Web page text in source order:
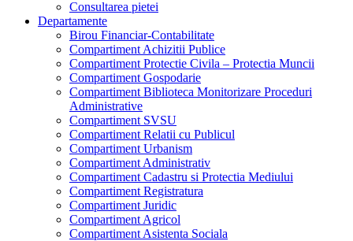
Consultarea pietei
Departamente
Birou Financiar-Contabilitate
Compartiment Achizitii Publice
Compartiment Protectie Civila – Protectia Muncii
Compartiment Gospodarie
Compartiment Biblioteca Monitorizare Proceduri
Administrative
Compartiment SVSU
Compartiment Relatii cu Publicul
Compartiment Urbanism
Compartiment Administrativ
Compartiment Cadastru si Protectia Mediului
Compartiment Registratura
Compartiment Juridic
Compartiment Agricol
Compartiment Asistenta Sociala